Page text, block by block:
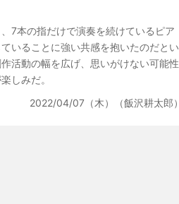
7本の指だけで演奏を続けているピア
いることに強い共感を抱いたのだとい
活動の幅を広げ、思いがけない可能性
しみだ。
2022/04/07（木）（飯沢耕太郎）